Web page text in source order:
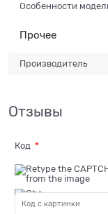
Особенности
Прочее
Производитель
Отзывы
Код